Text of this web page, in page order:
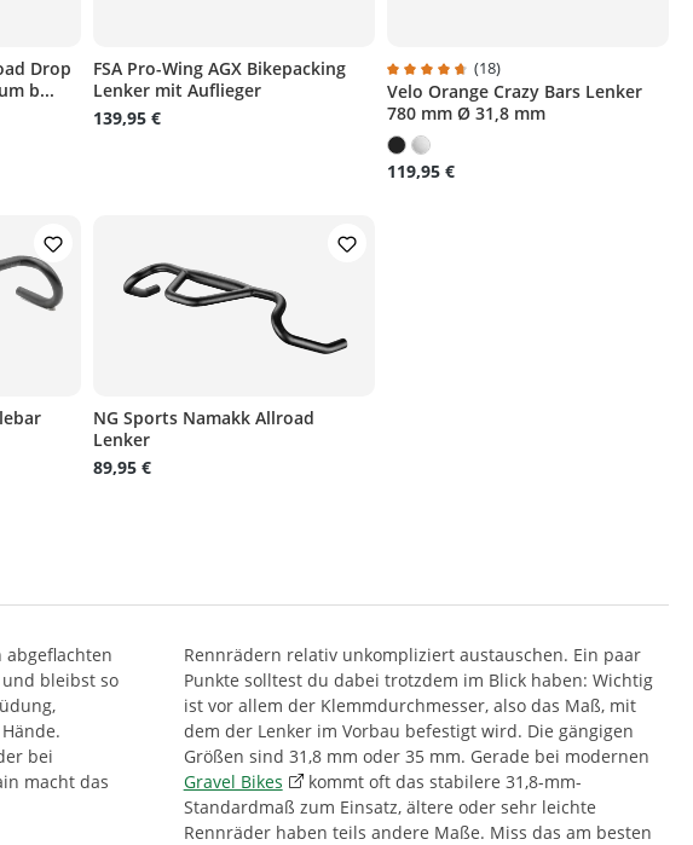
Drop
b...
FSA Pro-Wing AGX Bikepacking
Lenker mit Auflieger
139,95 €
Durchschnittliche Bewertung von 4.7
(18)
Velo Orange Crazy Bars Lenker
780 mm Ø 31,8 mm
119,95 €
NG Sports Namakk Allroad
Lenker
89,95 €
abgeflachten
bleibst so
bei
macht das
Rennrädern relativ unkompliziert austauschen. Ein paar
Punkte solltest du dabei trotzdem im Blick haben: Wichtig
ist vor allem der Klemmdurchmesser, also das Maß, mit
dem der Lenker im Vorbau befestigt wird. Die gängigen
Größen sind 31,8 mm oder 35 mm. Gerade bei modernen
Gravel Bikes
kommt oft das stabilere 31,8-mm-
Standardmaß zum Einsatz, ältere oder sehr leichte
Rennräder haben teils andere Maße. Miss das am besten